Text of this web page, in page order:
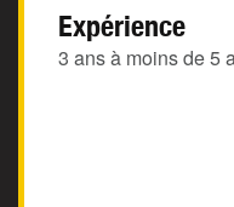
Expérience
3 ans à moins de 5